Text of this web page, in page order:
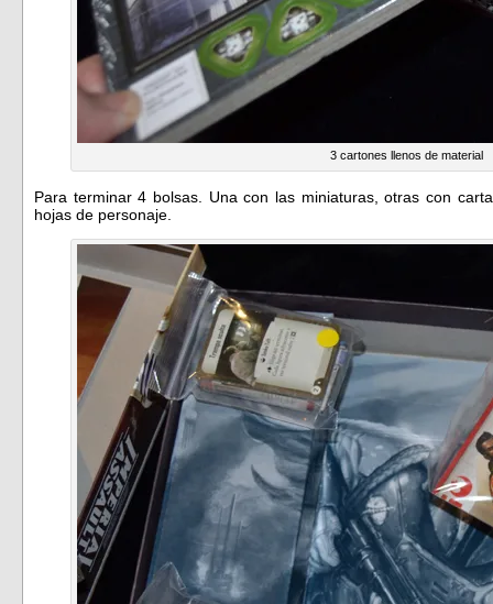
3 cartones llenos de material
Para terminar 4 bolsas. Una con las miniaturas, otras con
hojas de personaje.